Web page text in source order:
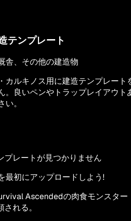
テンプレート
舎、その他の建造物
カルキノス用に建造テンプレート
。良いペンやトラップレイアウト
。
レートが見つかりません
最初にアップロードしよう!
Ascendedの肉食モンスター
れる。